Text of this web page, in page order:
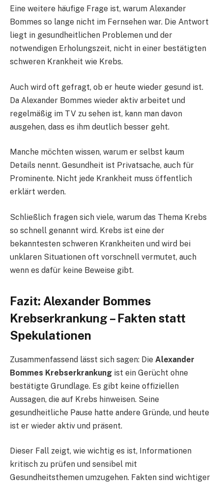
Eine weitere häufige Frage ist, warum Alexander
Bommes so lange nicht im Fernsehen war. Die Antwort
liegt in gesundheitlichen Problemen und der
notwendigen Erholungszeit, nicht in einer bestätigten
schweren Krankheit wie Krebs.
Auch wird oft gefragt, ob er heute wieder gesund ist.
Da Alexander Bommes wieder aktiv arbeitet und
regelmäßig im TV zu sehen ist, kann man davon
ausgehen, dass es ihm deutlich besser geht.
Manche möchten wissen, warum er selbst kaum
Details nennt. Gesundheit ist Privatsache, auch für
Prominente. Nicht jede Krankheit muss öffentlich
erklärt werden.
Schließlich fragen sich viele, warum das Thema Krebs
so schnell genannt wird. Krebs ist eine der
bekanntesten schweren Krankheiten und wird bei
unklaren Situationen oft vorschnell vermutet, auch
wenn es dafür keine Beweise gibt.
Fazit: Alexander Bommes
Krebserkrankung – Fakten statt
Spekulationen
Zusammenfassend lässt sich sagen: Die Alexander
Bommes Krebserkrankung ist ein Gerücht ohne
bestätigte Grundlage. Es gibt keine offiziellen
Aussagen, die auf Krebs hinweisen. Seine
gesundheitliche Pause hatte andere Gründe, und heute
ist er wieder aktiv und präsent.
Dieser Fall zeigt, wie wichtig es ist, Informationen
kritisch zu prüfen und sensibel mit
Gesundheitsthemen umzugehen. Fakten sind wichtiger